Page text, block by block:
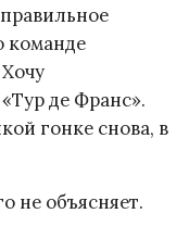
команде
де Франс».
гонке снова, в
не объясняет.